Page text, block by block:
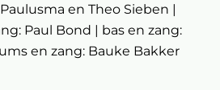
en Theo Sieben |
Paul Bond | bas en zang:
en zang: Bauke Bakker